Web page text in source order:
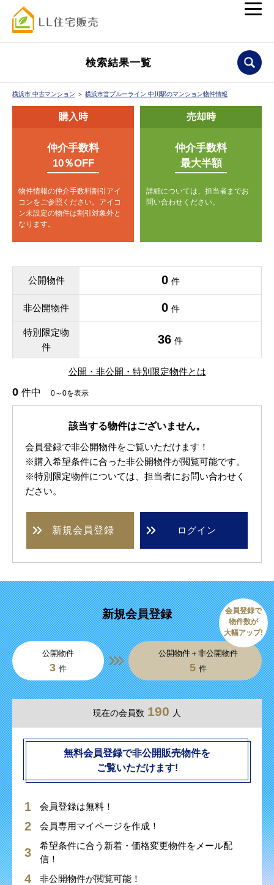
検索結果一覧
横浜市 中古マンション ＞ 横浜市営ブルーライン 中川駅のマンション物件情報
購入時
仲介手数料
10％OFF
物件情報の仲介手数料割引アイ
コンをご参照ください。 アイコ
ン未設定の物件は割引対象外と
なります。
売却時
仲介手数料
最大半額
詳細については、担当者までお
問い合わせください。
公開物件 0 件
非公開物件 0 件
特別限定物
件
36 件
公開・非公開・特別限定物件とは
0 件中 0～0を表示
該当する物件はございません。
会員登録で非公開物件をご覧いただけます！
※購入希望条件に合った非公開物件が閲覧可能です。
※特別限定物件については、担当者にお問い合わせく
ださい。
新規会員登録 ログイン
新規会員登録
公開物件
3 件
公開物件＋非公開物件
5 件
会員登録で
物件数が
大幅アップ!
現在の会員数 190 人
無料会員登録で非公開販売物件を
ご覧いただけます!
会員登録は無料！
会員専用マイページを作成！
希望条件に合う新着・価格変更物件をメール配
信！
非公開物件が閲覧可能！